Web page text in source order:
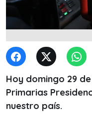
Hoy domingo 29
Primarias
nuestro país.